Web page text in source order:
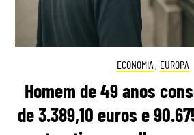
ECONOMIA , EUROPA
Homem de 49 anos
de 3.389,10 euros e